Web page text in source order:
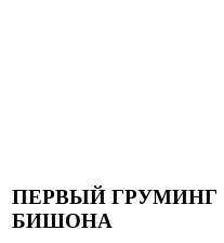
ПЕРВЫЙ ГРУМИНГ
БИШОНА